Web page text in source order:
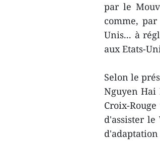
par le
comme,
Unis... à
aux Etats-
Selon le
Nguyen Hai
Croix-
d'assister